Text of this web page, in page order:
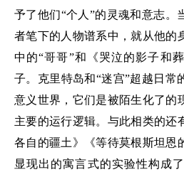
予了他们“个人”的灵魂和意志。
者笔下的人物谱系中，就从他的
中的“哥哥”和《哭泣的影子和
子。克里特岛和“迷宫”超越日常
意义世界，它们是被陌生化了的
主要的运行逻辑。与此相类的还
各自的疆土》《等待莫根斯坦恩
显现出的寓言式的实验性构成